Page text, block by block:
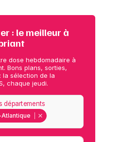
: le meilleur à
dose hebdomadaire à
Bons plans, sorties,
la sélection de la
chaque jeudi.
départements